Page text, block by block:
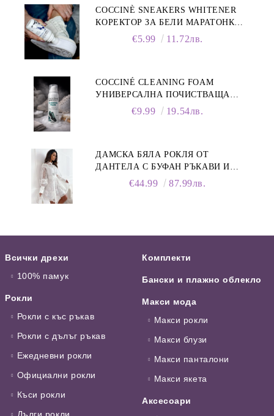
COCCINÈ SNEAKERS WHITENER
КОРЕКТОР ЗА БЕЛИ МАРАТОНКИ,
€5.99 11.72лв.
COCCINÉ CLEANING FOAM
УНИВЕРСАЛНА ПОЧИСТВАЩА
ПЯНА ЗА ОБУВКИ, 150 МЛ
€9.99 19.54лв.
ДАМСКА БЯЛА РОКЛЯ ОТ
ДАНТЕЛА С БУФАН РЪКАВИ И
€44.99 87.99лв.
Всички дрехи
100% памук
Рокли
Рокли с къс ръкав
Рокли с дълъг ръкав
Ежедневни рокли
Официални рокли
Къси рокли
Дълги рокли
Комплекти
Бански и плажно облекло
Макси мода
Макси рокли
Макси блузи
Макси панталони
Макси якета
Аксесоари